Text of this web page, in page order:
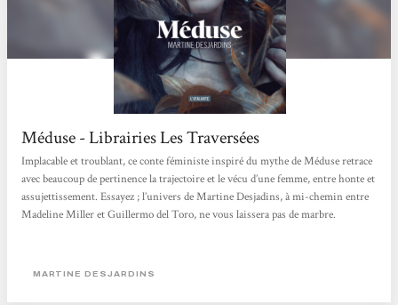
Méduse - Librairies Les Traversées
Implacable et troublant, ce conte féministe inspiré du mythe de Méduse retrace
avec beaucoup de pertinence la trajectoire et le vécu d’une femme, entre honte et
assujettissement. Essayez ; l’univers de Martine Desjadins, à mi-chemin entre
Madeline Miller et Guillermo del Toro, ne vous laissera pas de marbre.
MARTINE DESJARDINS